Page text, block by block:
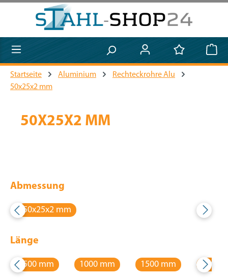
Zum Hauptinhalt springen
Startseite Aluminium
Rechteckrohre Alu
50x25x2 mm
50X25X2 MM
Abmessung
50x25x2 mm
Länge
500 mm 1000 mm 1500 mm 2000